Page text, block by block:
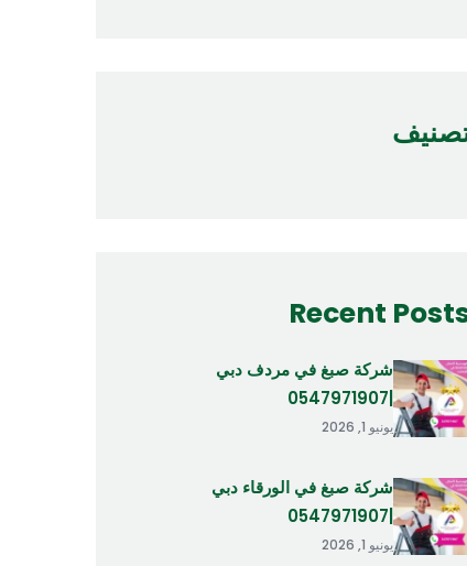
Recent
شركة صبغ في مردف دبي
يونيو 1, 2026
شركة صبغ في الورقاء دبي
يونيو 1, 2026